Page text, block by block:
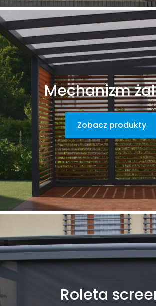
Mechanizm
Zobacz produkty
Roleta